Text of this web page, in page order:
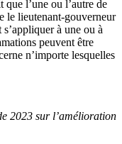
l’une ou l’autre de
le lieutenant-gouverneur
à une ou à
peuvent être
n’importe lesquelles
2023 sur l’amélioration